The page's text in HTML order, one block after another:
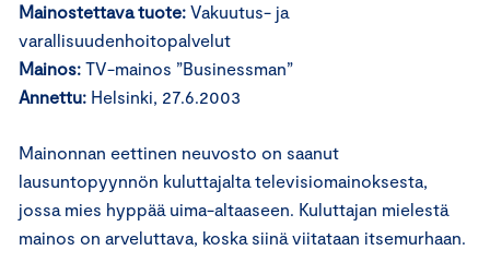
Mainostettava tuote: Vakuutus- ja
varallisuudenhoitopalvelut
Mainos: TV-mainos ”Businessman”
Annettu: Helsinki, 27.6.2003
Mainonnan eettinen neuvosto on saanut
lausuntopyynnön kuluttajalta televisiomainoksesta,
jossa mies hyppää uima-altaaseen. Kuluttajan mielestä
mainos on arveluttava, koska siinä viitataan itsemurhaan.